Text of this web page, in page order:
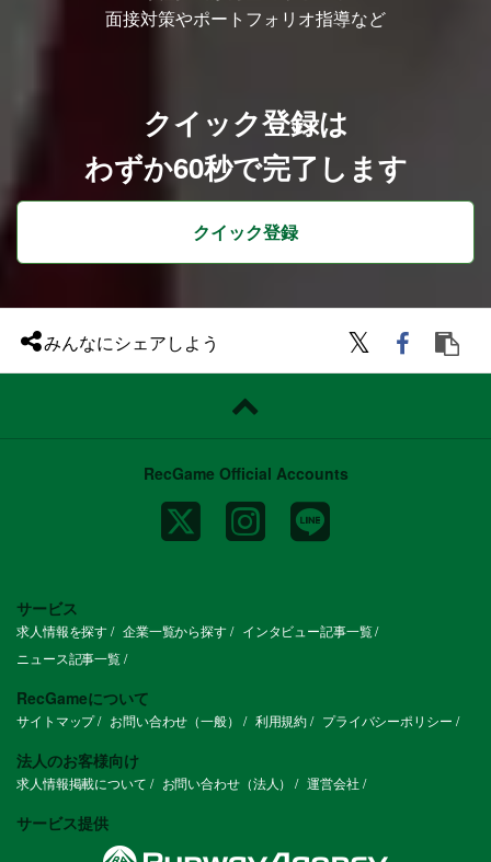
ェクト推進をお任せします。
インイベントの仕掛けなど自由に企画を提
キャラクターならではの強みを活かし、幅
広い商材を扱います。
広告メニューの開発・代理店とのアライア
ンスなどをお任せします。
◆新規領域 | IPを用いた事業モデルの開発
ョンです。
ことを目標に、弊社の未開拓領域での事業
※変更の範囲：会社の定める業務
平均年齢28歳。熱量と視座の高い20代～3
年齢や経験問わず重要なポストや責任のあ
る仕事をお任せするケースも多数。
25歳でマネージャーポジションについて
いるメンバーもいます。
【キャリアイメージ】
に抜擢
2年：新規事業責任者としてマネージャー
へ
5年：子会社の立ち上げ～経営に参画
事業責任者としての基礎力を固めることが
できるキャリアルートです。
複数事業を展開しているため、幅広い事業
ことができます。
【企業メッセージ】
本気で時代を獲りにいきませんか？
面接対策やポートフォリオ指導など
クイック登録は
わずか60秒で完了します
クイック登録
みんなにシェアしよう
RecGame Official Accounts
サービス
求人情報を探す 企業一覧から探す
インタビュー記事一覧
ニュース記事一覧
RecGameについて
サイトマップ お問い合わせ（一般） 利用規約 プライバシーポリシー
法人のお客様向け
求人情報掲載について お問い合わせ（法人） 運営会社
サービス提供